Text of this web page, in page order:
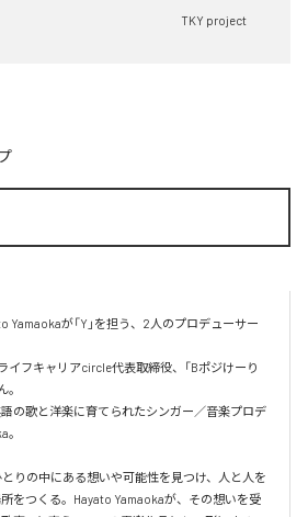
TKY project
Yamaokaが「Y」を担う、2人のプロデューサー
イフキャリアcircle代表取締役、「Bポジけーり
。
の歌と洋楽に育てられたシンガー／音楽プロデ
。
りの中にある想いや可能性を見つけ、人と人を
をつくる。Hayato Yamaokaが、その想いを受